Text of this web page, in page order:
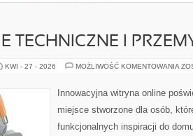
TECHNICZNE I
KWI - 27 - 2026 MOŻLIWOŚĆ KOMENTOWANIA
Innowacyjna witryna online
miejsce stworzone dla osób,
funkcjonalnych inspiracji do